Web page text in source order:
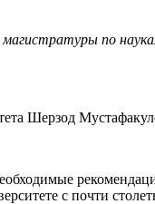
по
Шерзод
с почти